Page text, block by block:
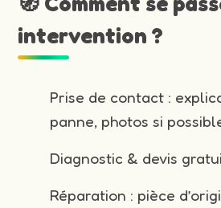
intervention ?
Prise de contact :
panne, photos si
Diagnostic & devis
Réparation : pièce